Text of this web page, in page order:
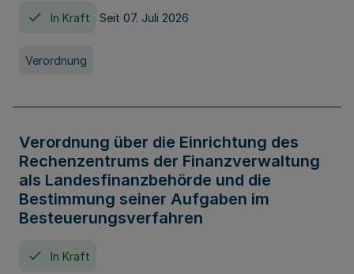
In Kraft Seit 07. Juli 2026
Verordnung
Verordnung über die Einrichtung des
Rechenzentrums der Finanzverwaltung
als Landesfinanzbehörde und die
Bestimmung seiner Aufgaben im
Besteuerungsverfahren
In Kraft